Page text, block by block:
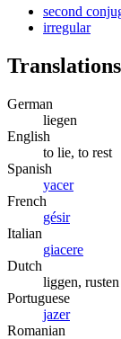
second
irregular
Translations
German
liegen
English
to lie, to rest
Spanish
yacer
French
gésir
Italian
giacere
Dutch
liggen, rusten
Portuguese
jazer
Romanian